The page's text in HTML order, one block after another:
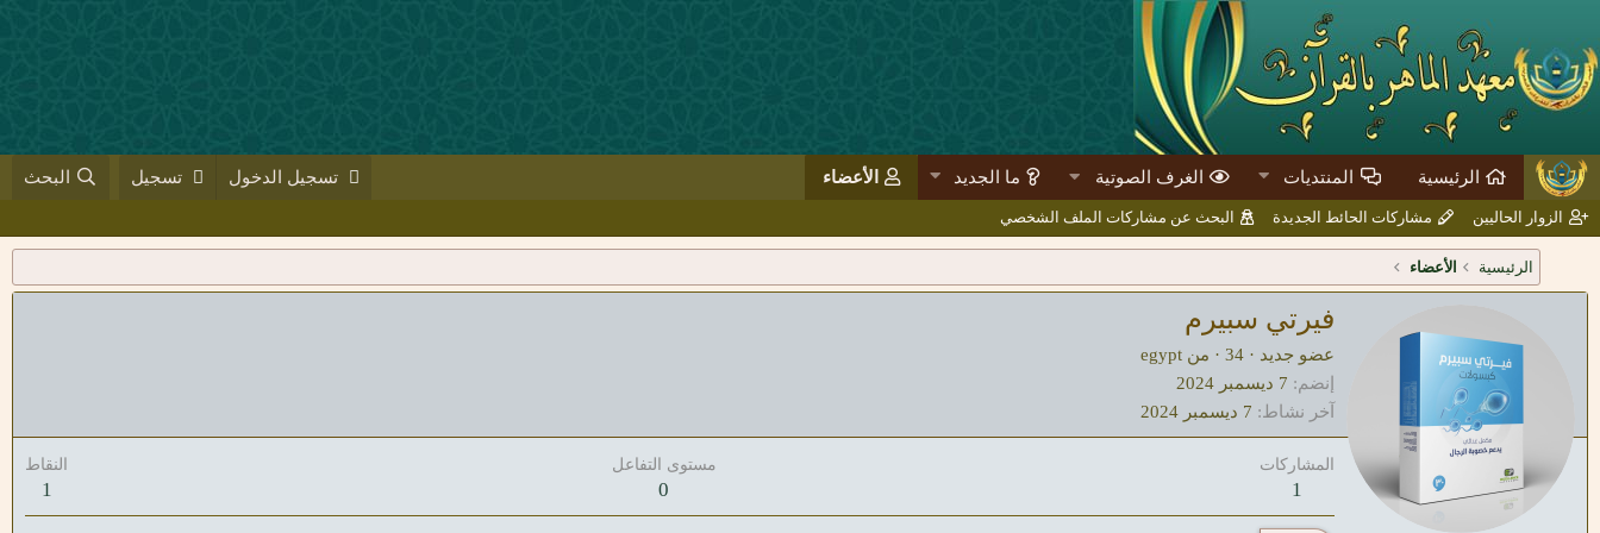
الرئيسية المنتديات الغرف الصوتية ما الجديد الأعضاء تسجيل الدخول تسجيل البحث
الزوار الحاليين مشاركات الحائط الجديدة البحث عن مشاركات الملف الشخصي
الرئيسية الأعضاء
فيرتي سبيرم
عضو جديد ·
· من egypt
إنضم
7 ديسمبر 2024
آخر نشاط
7 ديسمبر 2024
المشاركات
1
مستوى التفاعل
0
النقاط
1